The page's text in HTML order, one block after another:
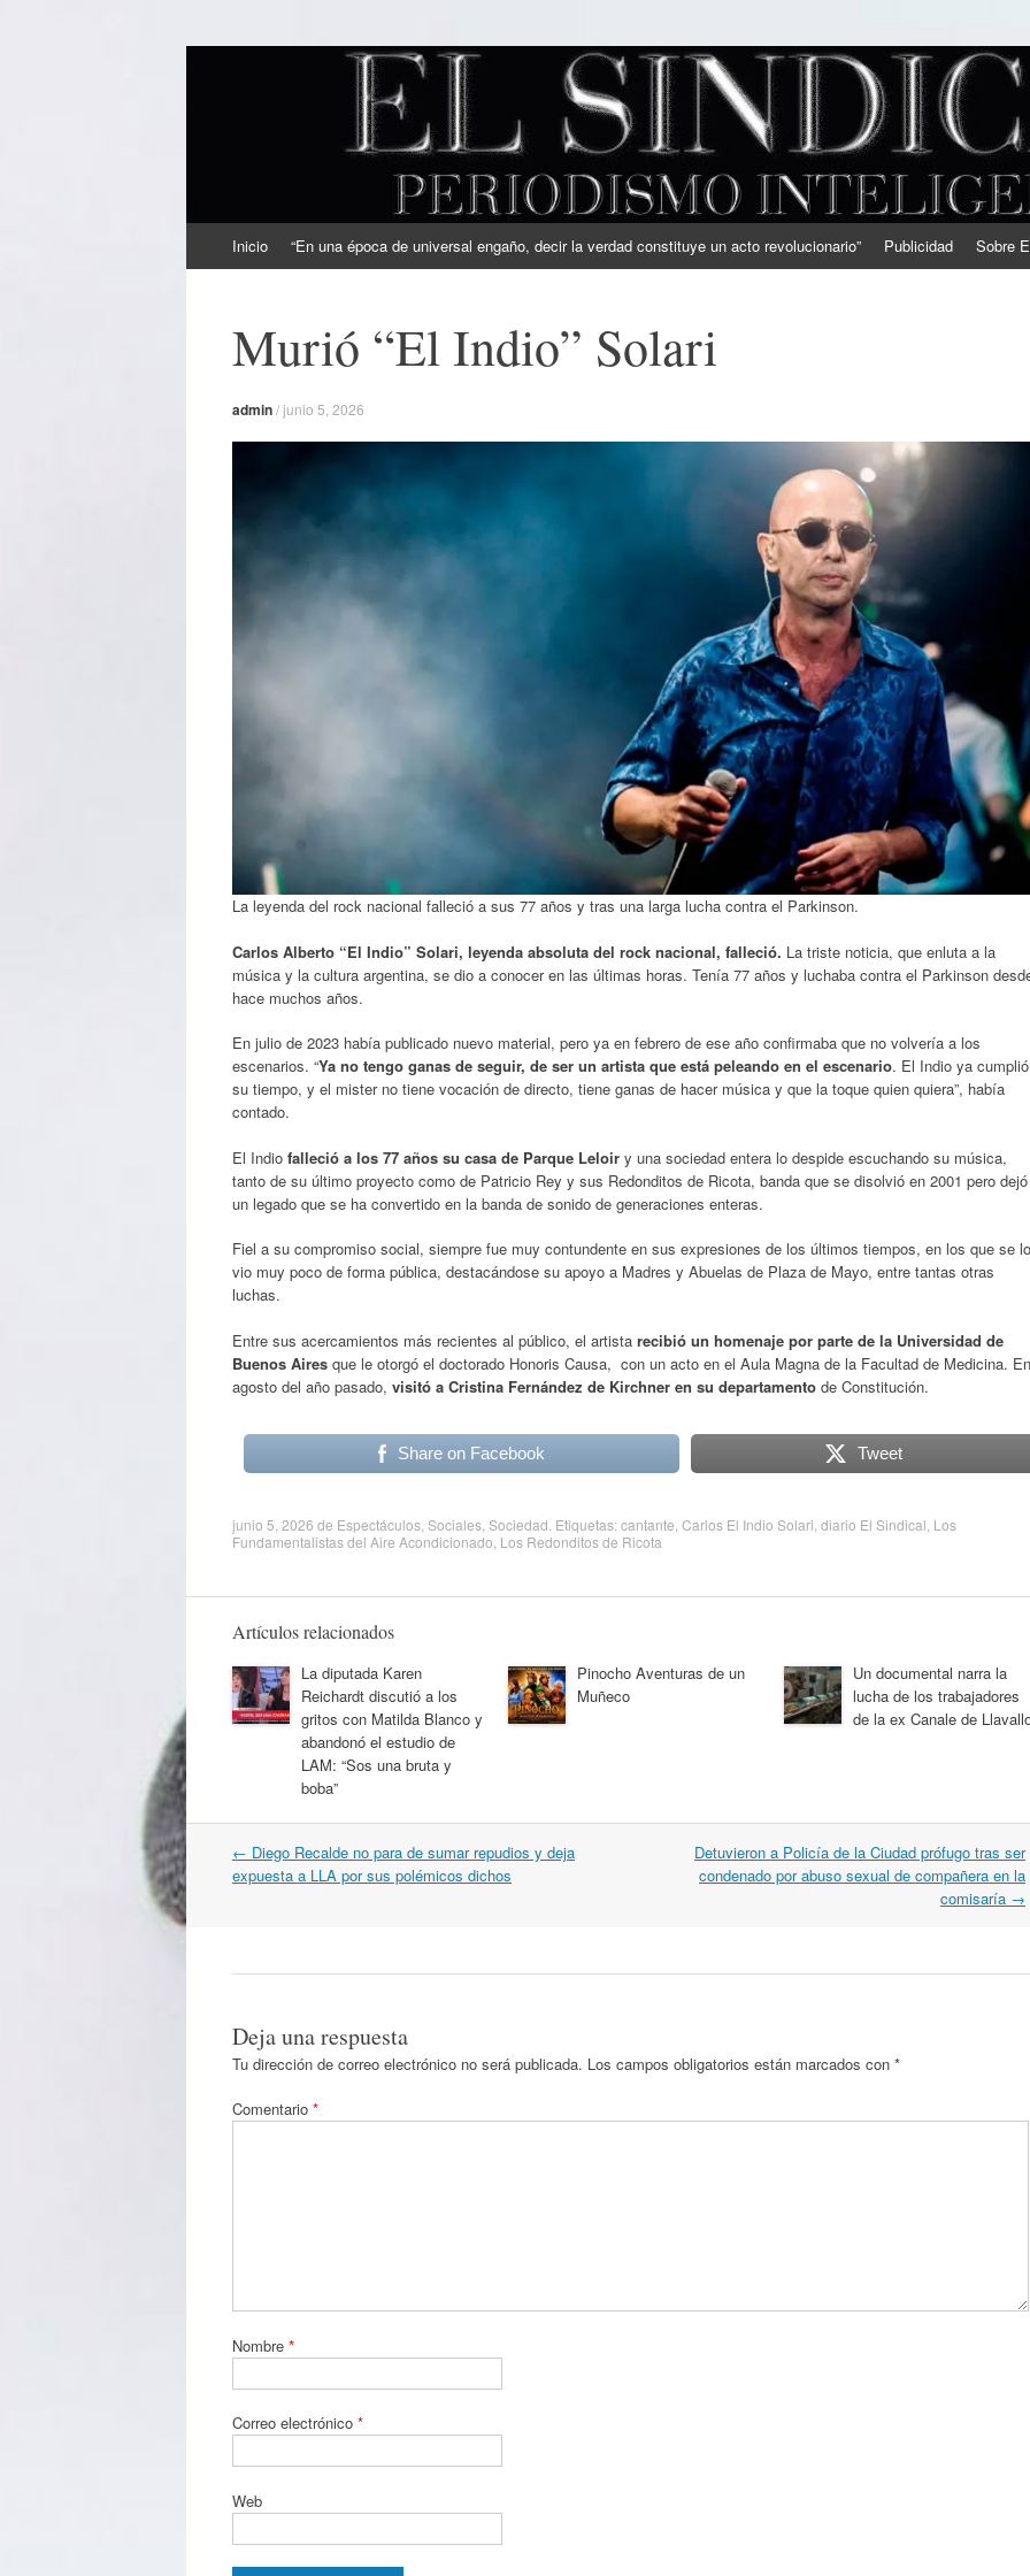
EL SINDICAL
Periodismo Inteligente
al
Inicio “En una época de universal engaño, decir la verdad constituye un acto revolucionario” Publicidad Sobre
Murió “El Indio” Solari
admin/junio 5, 2026
La leyenda del rock nacional falleció a sus 77 años y tras una larga lucha contra el Parkinson.
Carlos Alberto “El Indio” Solari, leyenda absoluta del rock nacional, falleció. La triste noticia, que enluta a la
música y la cultura argentina, se dio a conocer en las últimas horas. Tenía 77 años y luchaba contra el Parkinson
hace muchos años.
En julio de 2023 había publicado nuevo material, pero ya en febrero de ese año confirmaba que no volvería a los
escenarios. “Ya no tengo ganas de seguir, de ser un artista que está peleando en el escenario. El Indio ya cumplió
su tiempo, y el mister no tiene vocación de directo, tiene ganas de hacer música y que la toque quien quiera”, había
contado.
El Indio falleció a los 77 años su casa de Parque Leloir y una sociedad entera lo despide escuchando su música,
tanto de su último proyecto como de Patricio Rey y sus Redonditos de Ricota, banda que se disolvió en 2001 pero dejó
un legado que se ha convertido en la banda de sonido de generaciones enteras.
Fiel a su compromiso social, siempre fue muy contundente en sus expresiones de los últimos tiempos, en los que se lo
vio muy poco de forma pública, destacándose su apoyo a Madres y Abuelas de Plaza de Mayo, entre tantas otras
luchas.
Entre sus acercamientos más recientes al público, el artista recibió un homenaje por parte de la Universidad de
Buenos Aires que le otorgó el doctorado Honoris Causa, con un acto en el Aula Magna de la Facultad de Medicina. En
agosto del año pasado, visitó a Cristina Fernández de Kirchner en su departamento de Constitución.
Share on Facebook Tweet
junio 5, 2026 de Espectáculos Sociales Sociedad . Etiquetas:cantante Carlos El Indio Solari diario El Sindical Los
Fundamentalistas del Aire Acondicionado Los Redonditos de Ricota
Artículos relacionados
La diputada Karen
Reichardt discutió a los
gritos con Matilda Blanco y
abandonó el estudio de
LAM: “Sos una bruta y
boba”
Pinocho Aventuras de un
Muñeco
Un documental narra la
lucha de los trabajadores
de la ex Canale de
Navegación
por
← Diego Recalde no para de sumar repudios y deja
expuesta a LLA por sus polémicos dichos
Detuvieron a Policía de la Ciudad prófugo tras ser
condenado por abuso sexual de compañera en la
comisaría →
Deja una respuesta
Tu dirección de correo electrónico no será publicada. Los campos obligatorios están marcados con *
Comentario *
Nombre *
Correo electrónico *
Web